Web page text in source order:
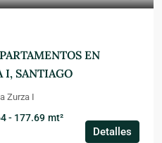
EN
I, SANTIAGO
Zurza I
- 177.69 mt²
Detalles